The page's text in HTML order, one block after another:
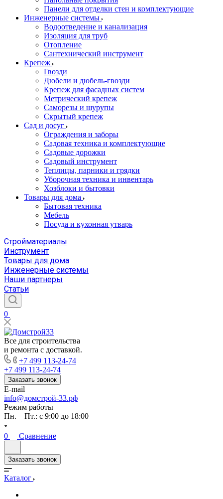
Панели для отделки стен и комплектующие
Инженерные системы
Водоотведение и канализация
Изоляция для труб
Отопление
Сантехнический инструмент
Крепеж
Гвозди
Дюбели и дюбель-гвозди
Крепеж для фасадных систем
Метрический крепеж
Саморезы и шурупы
Скрытый крепеж
Сад и досуг
Ограждения и заборы
Садовая техника и комплектующие
Садовые дорожки
Садовый инструмент
Теплицы, парники и грядки
Уборочная техника и инвентарь
Хозблоки и бытовки
Товары для дома
Бытовая техника
Мебель
Посуда и кухонная утварь
Стройматериалы
Инструмент
Товары для дома
Инженерные системы
Наши партнеры
Статьи
0
Все для строительства
и ремонта с доставкой.
+7 499 113-24-74
+7 499 113-24-74
Заказать звонок
E-mail
info@домстрой-33.рф
Режим работы
Пн. – Пт.: с 9:00 до 18:00
0 Сравнение
Заказать звонок
Каталог